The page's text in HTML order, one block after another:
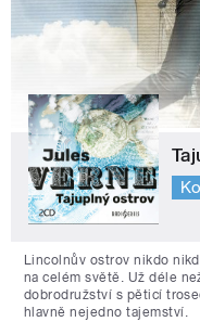
Lincolnův ostrov nikdo
na celém světě. Už déle
dobrodružství s pěticí
hlavně nejedno tajemství.